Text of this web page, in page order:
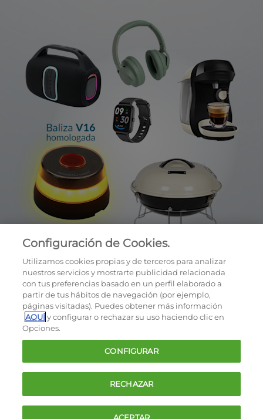
Cookies
Política de privacidad
Términos y condiciones de la oferta
Contacto
FAQ
Configuración de Cookies.
Utilizamos cookies propias y de terceros para analizar
nuestros servicios y mostrarte publicidad relacionada
con tus preferencias basado en un perfil elaborado a
partir de tus hábitos de navegación (por ejemplo,
páginas visitadas). Puedes obtener más información
AQUÍy configurar o rechazar su uso haciendo clic en
Opciones.
CONFIGURAR
RECHAZAR